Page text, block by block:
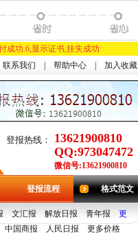
成功.6,显示证书,挂失成功
联系我们 帮助中心 加入收藏
登报热线：
13621900810
QQ:973047472
微信号:13621900810
登报流程 格式范文
文汇报 解放日报 青年报 更
中国商报 人民日报
更多价格